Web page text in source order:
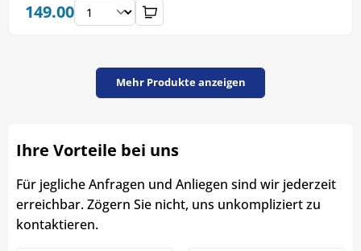
149.00
Mehr Produkte anzeigen
Ihre Vorteile bei uns
Für jegliche Anfragen und Anliegen sind wir jederzeit
erreichbar. Zögern Sie nicht, uns unkompliziert zu
kontaktieren.